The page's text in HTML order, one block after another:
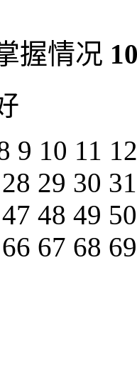
握情况
9 10 11
28 29 30
47 48 49
66 67 68